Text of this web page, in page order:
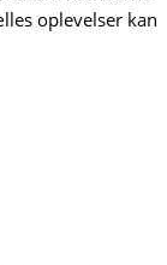
oplevelser kan